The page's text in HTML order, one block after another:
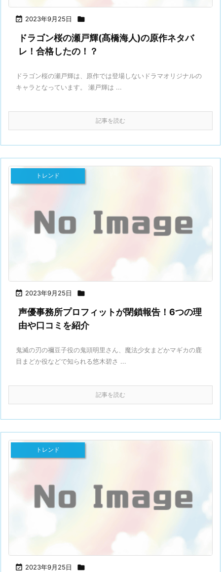
 2023年9月25日 
ドラゴン桜の瀬戸輝(髙橋海人)の原作ネタバ
レ！合格したの！？
ドラゴン桜の瀬戸輝は、原作では登場しないドラマオリジナルの
キャラとなっています。 瀬戸輝は ...
記事を読む
 2023年9月25日 
トレンド
声優事務所プロフィットが閉鎖報告！6つの理
由や口コミを紹介
鬼滅の刃の禰豆子役の鬼頭明里さん、魔法少女まどかマギカの鹿
目まどか役などで知られる悠木碧さ ...
記事を読む
 2023年9月25日 
トレンド